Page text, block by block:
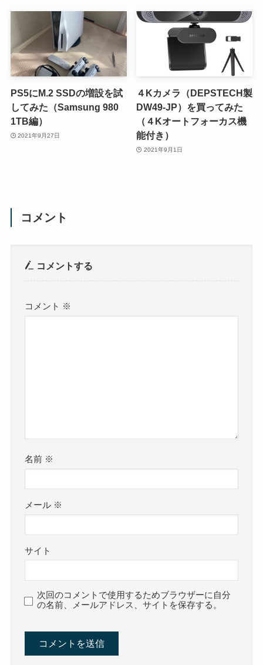
PS5にM.2 SSDの増設を試
してみた（Samsung 980
1TB編）
2021年9月27日
４Kカメラ（DEPSTECH製
DW49-JP）を買ってみた
（４Kオートフォーカス機
能付き）
2021年9月1日
コメント
コメントする
コメント ※
名前 ※
メール ※
サイト
次回のコメントで使用するためブラウザーに自分
の名前、メールアドレス、サイトを保存する。